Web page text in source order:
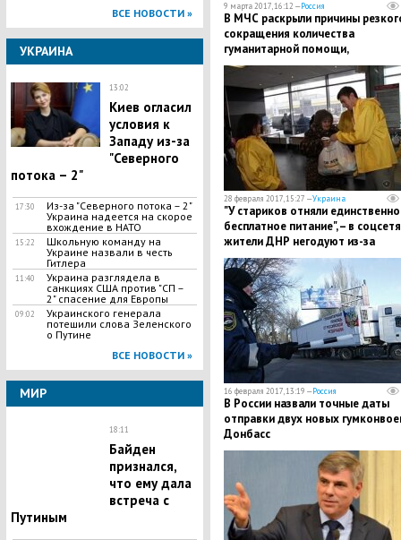
ВСЕ НОВОСТИ »
УКРАИНА
13:02
Киев огласил
условия к
Западу из-за
"Северного
потока – 2"
17:30
Из-за "Северного потока – 2"
Украина надеется на скорое
вхождение в НАТО
15:22
Школьную команду на
Украине назвали в честь
Гитлера
11:40
Украина разглядела в
санкциях США против "СП –
2" спасение для Европы
09:02
Украинского генерала
потешили слова Зеленского
о Путине
ВСЕ НОВОСТИ »
МИР
18:11
Байден
признался,
что ему дала
встреча с
Путиным
9 марта 2017, 16:12 —Россия
В МЧС раскрыли причины
сокращения количества
гуманитарной помощи,
предназначенной для Донбасса
28 февраля 2017, 15:27 —Украина
"У стариков отняли
бесплатное питание", – в
жители ДНР негодуют из-за
блокировки гуманитарного
16 февраля 2017, 13:19 —Россия
В России назвали точные даты
отправки двух новых
Донбасс